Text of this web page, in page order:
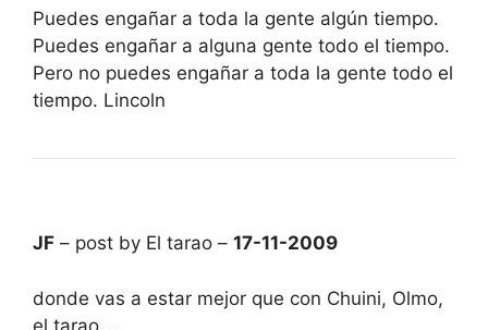
Puedes engañar a toda la gente algún tiempo.
Puedes engañar a alguna gente todo el tiempo.
Pero no puedes engañar a toda la gente todo el
tiempo. Lincoln
JF – post by El tarao – 17-11-2009
donde vas a estar mejor que con Chuini, Olmo,
el tarao….